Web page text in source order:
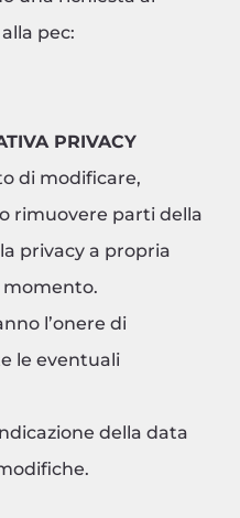
pec:
PRIVACY
di modificare,
rimuovere parti della
privacy a propria
momento.
l’onere di
le eventuali
della data